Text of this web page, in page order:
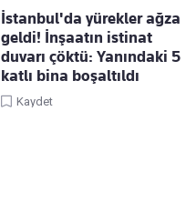
İstanbul'da yürekler ağza
geldi! İnşaatın istinat
duvarı çöktü: Yanındaki 5
katlı bina boşaltıldı
Kaydet